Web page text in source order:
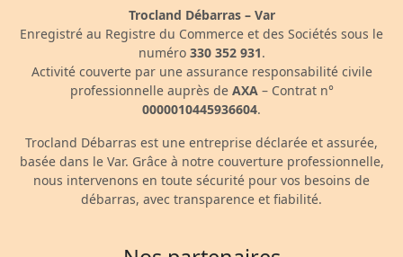
Trocland Débarras – Var
Enregistré au Registre du Commerce et des Sociétés sous le
numéro 330 352 931.
Activité couverte par une assurance responsabilité civile
professionnelle auprès de AXA– Contrat n°
0000010445936604.
Trocland Débarras est une entreprise déclarée et assurée,
basée dans le Var. Grâce à notre couverture professionnelle,
nous intervenons en toute sécurité pour vos besoins de
débarras, avec transparence et fiabilité.